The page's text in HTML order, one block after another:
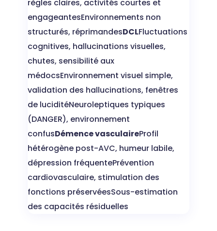
règles claires, activités courtes et
engageantesEnvironnements non
structurés, réprimandesDCLFluctuations
cognitives, hallucinations visuelles,
chutes, sensibilité aux
médocsEnvironnement visuel simple,
validation des hallucinations, fenêtres
de luciditéNeuroleptiques typiques
(DANGER), environnement
confusDémence vasculaireProfil
hétérogène post-AVC, humeur labile,
dépression fréquentePrévention
cardiovasculaire, stimulation des
fonctions préservéesSous-estimation
des capacités résiduelles